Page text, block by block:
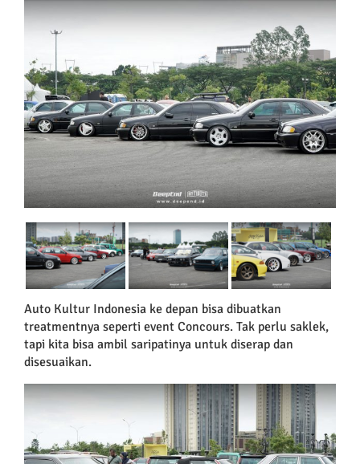
Auto Kultur Indonesia ke depan bisa dibuatkan
treatmentnya seperti event Concours. Tak perlu saklek,
tapi kita bisa ambil saripatinya untuk diserap dan
disesuaikan.